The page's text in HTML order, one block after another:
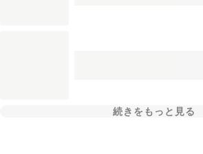
続きをもっと見る